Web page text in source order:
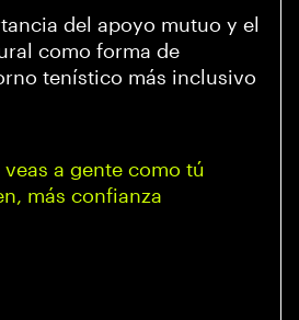
del apoyo mutuo y el
como forma de
tenístico más inclusivo
a gente como tú
más confianza